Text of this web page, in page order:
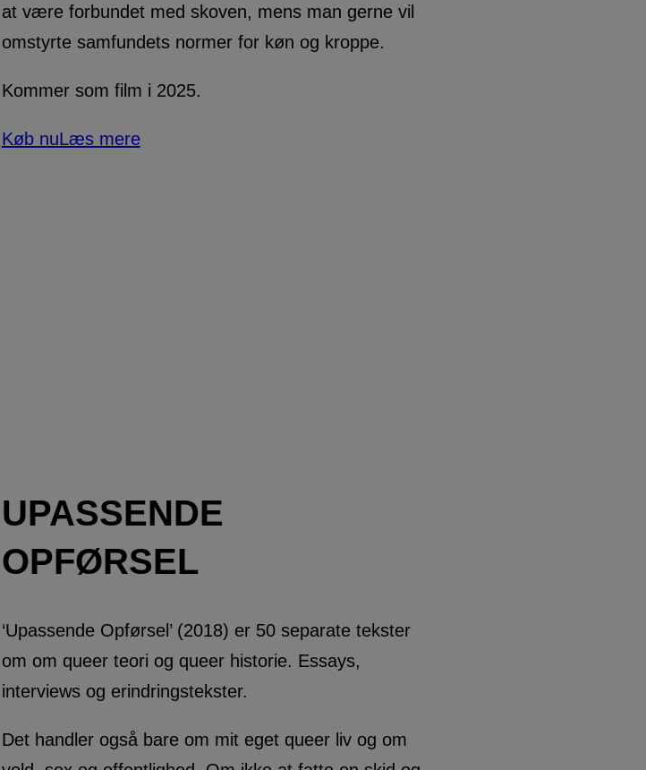
at være forbundet med skoven, mens man gerne vil
omstyrte samfundets normer for køn og kroppe.
Kommer som film i 2025.
Køb nuLæs mere
UPASSENDE
OPFØRSEL
‘Upassende Opførsel’ (2018) er 50 separate tekster
om om queer teori og queer historie. Essays,
interviews og erindringstekster.
Det handler også bare om mit eget queer liv og om